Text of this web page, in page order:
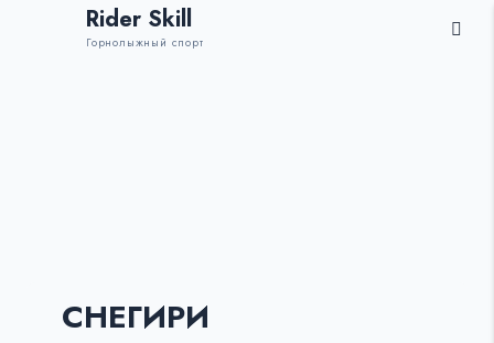
Rider Skill
Горнолыжный спорт
СНЕГИРИ